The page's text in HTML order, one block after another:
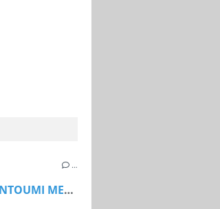
…
AMAR BENTOUMI MET à NU LES CONTREVÉRITÉS DE BEN BELLA